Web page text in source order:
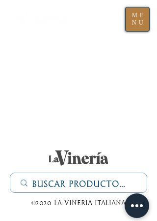
ME
NU
©2020 La Vineria italiana